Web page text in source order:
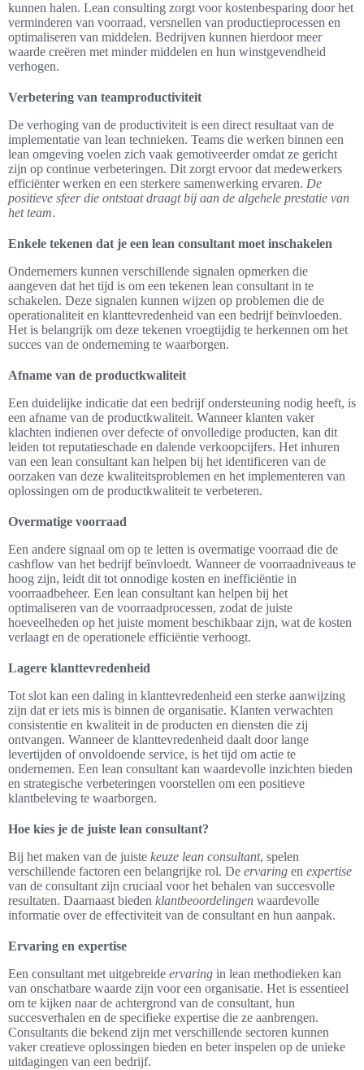
kunnen halen. Lean consulting zorgt voor kostenbesparing door het
verminderen van voorraad, versnellen van productieprocessen en
optimaliseren van middelen. Bedrijven kunnen hierdoor meer
waarde creëren met minder middelen en hun winstgevendheid
verhogen.
Verbetering van teamproductiviteit
De verhoging van de productiviteit is een direct resultaat van de
implementatie van lean technieken. Teams die werken binnen een
lean omgeving voelen zich vaak gemotiveerder omdat ze gericht
zijn op continue verbeteringen. Dit zorgt ervoor dat medewerkers
efficiënter werken en een sterkere samenwerking ervaren. De
positieve sfeer die ontstaat draagt bij aan de algehele prestatie van
het team.
Enkele tekenen dat je een lean consultant moet inschakelen
Ondernemers kunnen verschillende signalen opmerken die
aangeven dat het tijd is om een tekenen lean consultant in te
schakelen. Deze signalen kunnen wijzen op problemen die de
operationaliteit en klanttevredenheid van een bedrijf beïnvloeden.
Het is belangrijk om deze tekenen vroegtijdig te herkennen om het
succes van de onderneming te waarborgen.
Afname van de productkwaliteit
Een duidelijke indicatie dat een bedrijf ondersteuning nodig heeft, is
een afname van de productkwaliteit. Wanneer klanten vaker
klachten indienen over defecte of onvolledige producten, kan dit
leiden tot reputatieschade en dalende verkoopcijfers. Het inhuren
van een lean consultant kan helpen bij het identificeren van de
oorzaken van deze kwaliteitsproblemen en het implementeren van
oplossingen om de productkwaliteit te verbeteren.
Overmatige voorraad
Een andere signaal om op te letten is overmatige voorraad die de
cashflow van het bedrijf beïnvloedt. Wanneer de voorraadniveaus te
hoog zijn, leidt dit tot onnodige kosten en inefficiëntie in
voorraadbeheer. Een lean consultant kan helpen bij het
optimaliseren van de voorraadprocessen, zodat de juiste
hoeveelheden op het juiste moment beschikbaar zijn, wat de kosten
verlaagt en de operationele efficiëntie verhoogt.
Lagere klanttevredenheid
Tot slot kan een daling in klanttevredenheid een sterke aanwijzing
zijn dat er iets mis is binnen de organisatie. Klanten verwachten
consistentie en kwaliteit in de producten en diensten die zij
ontvangen. Wanneer de klanttevredenheid daalt door lange
levertijden of onvoldoende service, is het tijd om actie te
ondernemen. Een lean consultant kan waardevolle inzichten bieden
en strategische verbeteringen voorstellen om een positieve
klantbeleving te waarborgen.
Hoe kies je de juiste lean consultant?
Bij het maken van de juiste keuze lean consultant, spelen
verschillende factoren een belangrijke rol. De ervaring en expertise
van de consultant zijn cruciaal voor het behalen van succesvolle
resultaten. Daarnaast bieden klantbeoordelingen waardevolle
informatie over de effectiviteit van de consultant en hun aanpak.
Ervaring en expertise
Een consultant met uitgebreide ervaring in lean methodieken kan
van onschatbare waarde zijn voor een organisatie. Het is essentieel
om te kijken naar de achtergrond van de consultant, hun
succesverhalen en de specifieke expertise die ze aanbrengen.
Consultants die bekend zijn met verschillende sectoren kunnen
vaker creatieve oplossingen bieden en beter inspelen op de unieke
uitdagingen van een bedrijf.